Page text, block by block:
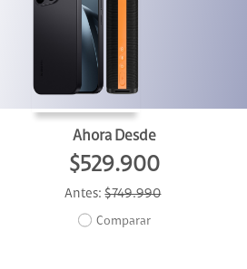
Ahora Desde
$529.900
Antes:$749.990
Comparar